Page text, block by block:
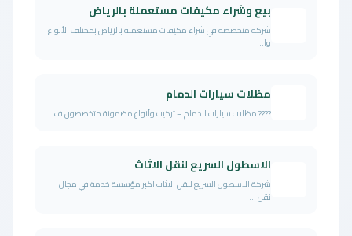
بيع وشراء مكيفات مستعملة بالرياض
شركة متخصصة في شراء مكيفات مستعملة بالرياض بمختلف الأنواع
وا...
مظلات سيارات الدمام
???? مظلات سيارات الدمام – تركيب وأنواع مضمونة متخصصون ف...
الاسطول السريع لنقل الاثاث
شركة الاسطول السريع لنقل الاثاث اكبر مؤسسة خدمة في مجال
نقل ...